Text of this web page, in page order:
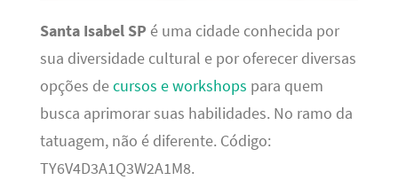
Santa Isabel SP é uma cidade conhecida por
sua diversidade cultural e por oferecer diversas
opções decursos e workshops para quem
busca aprimorar suas habilidades. No ramo da
tatuagem, não é diferente. Código:
TY6V4D3A1Q3W2A1M8.